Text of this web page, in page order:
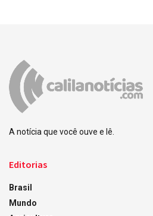
A notícia que você ouve e lê.
Editorias
Brasil
Mundo